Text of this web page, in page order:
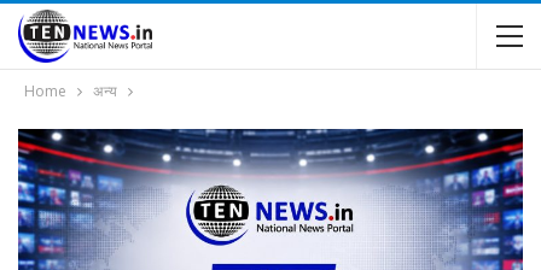
Home अन्य